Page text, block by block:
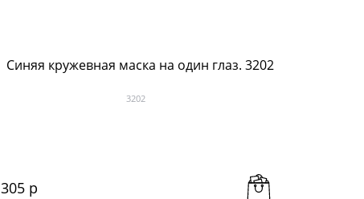
Синяя кружевная маска на один глаз. 3202
3202
305 р